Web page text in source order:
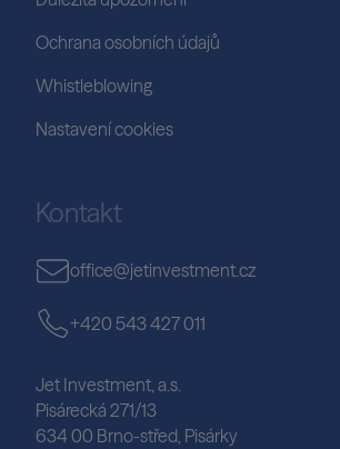
Ochrana osobních údajů
Whistleblowing
Nastavení cookies
Kontakt
office@jetinvestment.cz
+420 543 427 011
Jet Investment, a.s.
Pisárecká 271/13
634 00 Brno-střed, Pisárky